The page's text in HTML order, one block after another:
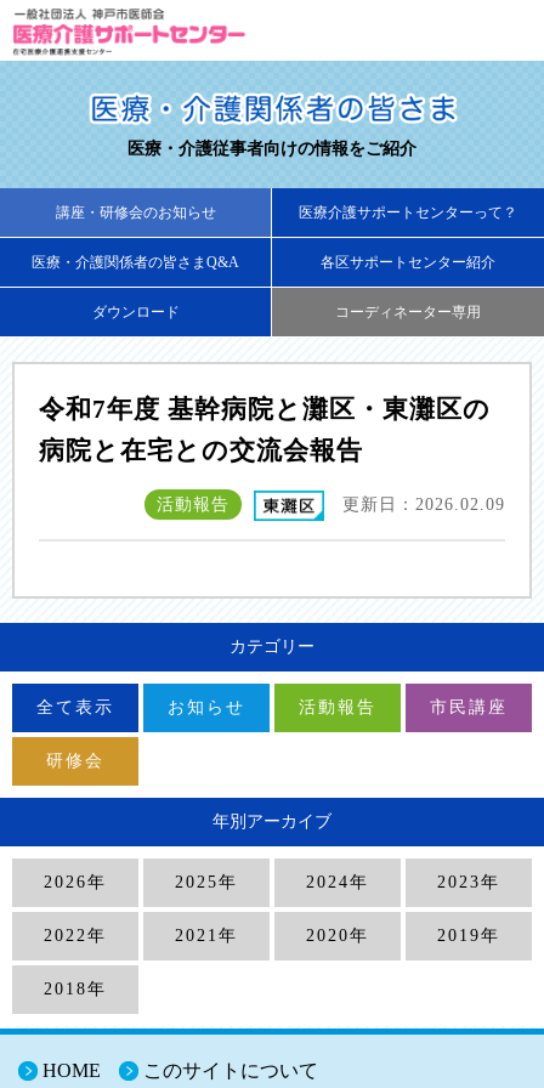
医療・介護従事者向けの情報をご紹介
講座・研修会のお知らせ 医療介護サポートセンターって？
医療・介護関係者の皆さまQ&A 各区サポートセンター紹介
ダウンロード コーディネーター専用
令和7年度 基幹病院と灘区・東灘区の
病院と在宅との交流会報告
活動報告 更新日：2026.02.09
カテゴリー
全て表示 お知らせ 活動報告 市民講座
研修会
年別アーカイブ
2026年 2025年 2024年 2023年
2022年 2021年 2020年 2019年
2018年
HOME このサイトについて